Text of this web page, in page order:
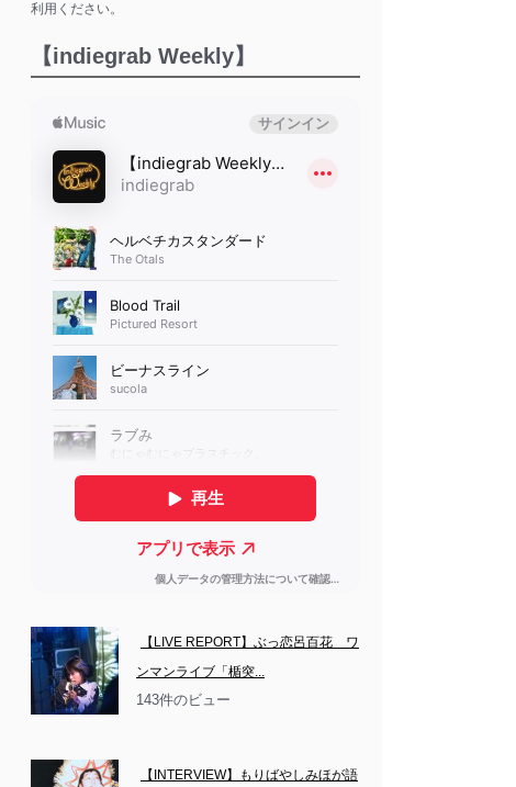
利用ください。
【indiegrab Weekly】
【LIVE REPORT】ぶっ恋呂百花　ワ
ンマンライブ「楯突...
143件のビュー
【INTERVIEW】もりばやしみほが語